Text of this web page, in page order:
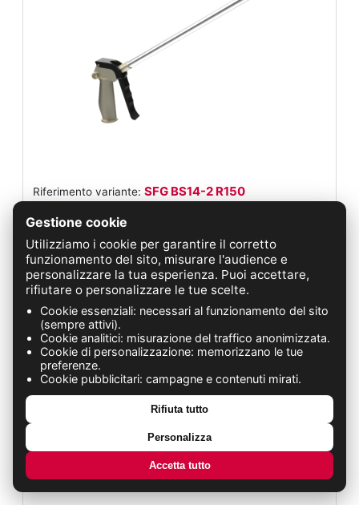
Riferimento variante: SFG BS14-2 R150
Ugello: BS 14-2
Quantità:
Aggiungi al carrello
Gestione cookie
Utilizziamo i cookie per garantire il corretto
funzionamento del sito, misurare l'audience e
personalizzare la tua esperienza. Puoi accettare,
rifiutare o personalizzare le tue scelte.
Cookie essenziali: necessari al funzionamento del sito
(sempre attivi).
Cookie analitici: misurazione del traffico anonimizzata.
Cookie di personalizzazione: memorizzano le tue
preferenze.
Cookie pubblicitari: campagne e contenuti mirati.
Rifiuta tutto
Personalizza
Accetta tutto